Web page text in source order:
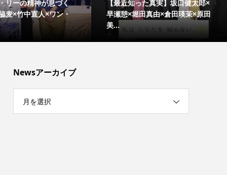
リーの精神が息づく
麦×竹中直人×ワン・
【最近知った真実】坂口健太郎×
早瀬憩×堀田真由×倉田瑛茉×原田
美...
Newsアーカイブ
月を選択